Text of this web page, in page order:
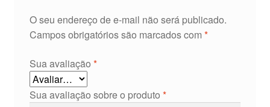
O seu endereço de e-mail não será publicado.
Campos obrigatórios são marcados com *
Sua avaliação *
Sua avaliação sobre o produto *